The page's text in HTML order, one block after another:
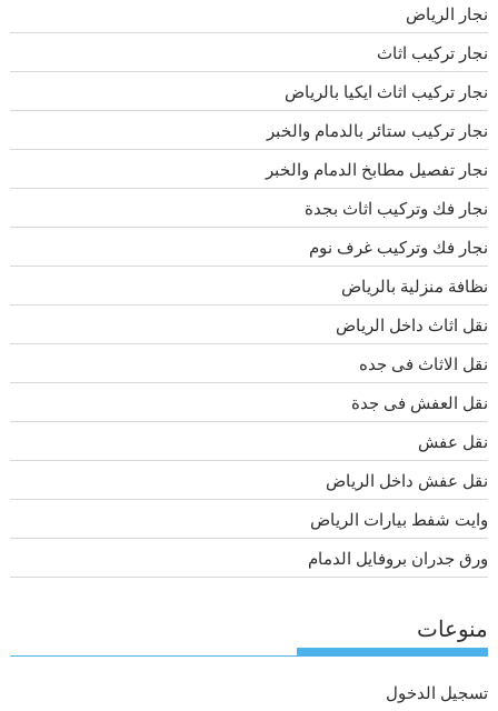
نجار الرياض
نجار تركيب اثاث
نجار تركيب اثاث ايكيا بالرياض
نجار تركيب ستائر بالدمام والخبر
نجار تفصيل مطابخ الدمام والخبر
نجار فك وتركيب اثاث بجدة
نجار فك وتركيب غرف نوم
نظافة منزلية بالرياض
نقل اثاث داخل الرياض
نقل الاثاث فى جده
نقل العفش فى جدة
نقل عفش
نقل عفش داخل الرياض
وايت شفط بيارات الرياض
ورق جدران بروفايل الدمام
منوعات
تسجيل الدخول